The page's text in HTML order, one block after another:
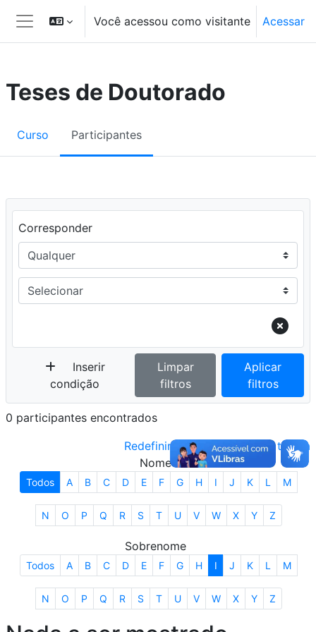
Ir para o conteúdo principal
Painel lateral
Você acessou como visitante Acessar
Teses de Doutorado
Curso Participantes
Filtro 1
Corresponder
Tipo do filtro
Inserir
condição
Limpar
filtros
Aplicar
filtros
0 participantes encontrados
Redefinir as preferências da tabela
Nome
Todos A B C D E F G H I J K L M
N O P Q R S T U V W X Y Z
Sobrenome
Todos A B C D E F G H I J K L M
N O P Q R S T U V W X Y Z